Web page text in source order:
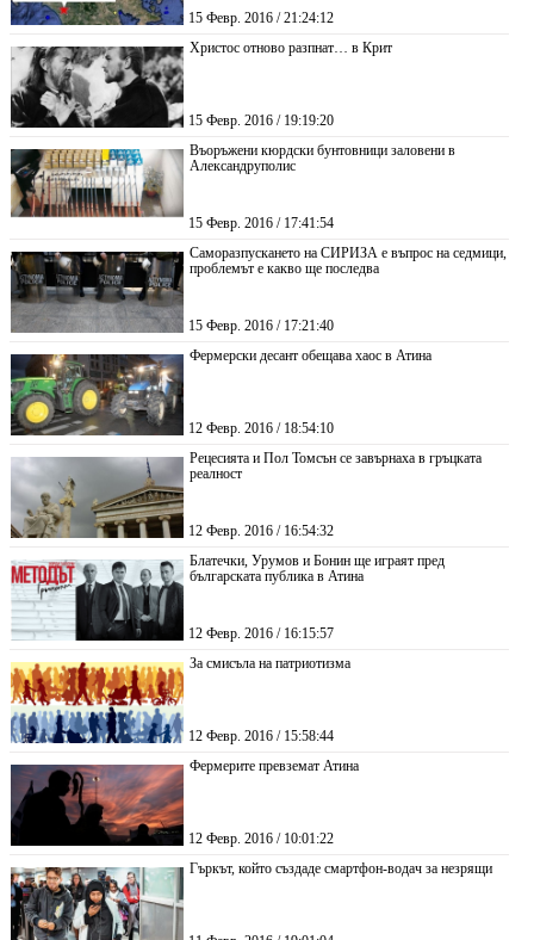
15 Февр. 2016 / 21:24:12
Христос отново разпнат… в Крит
15 Февр. 2016 / 19:19:20
Въоръжени кюрдски бунтовници заловени в
Александруполис
15 Февр. 2016 / 17:41:54
Саморазпускането на СИРИЗА е въпрос на седмици,
проблемът е какво ще последва
15 Февр. 2016 / 17:21:40
Фермерски десант обещава хаос в Атина
12 Февр. 2016 / 18:54:10
Рецесията и Пол Томсън се завърнаха в гръцката
реалност
12 Февр. 2016 / 16:54:32
Блатечки, Урумов и Бонин ще играят пред
българската публика в Атина
12 Февр. 2016 / 16:15:57
За смисъла на патриотизма
12 Февр. 2016 / 15:58:44
Фермерите превземат Атина
12 Февр. 2016 / 10:01:22
Гъркът, който създаде смартфон-водач за незрящи